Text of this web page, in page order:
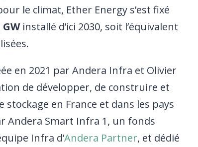
le climat, Ether Energy s’est fixé
GW installé d’ici 2030, soit l’équivalent
en 2021 par Andera Infra et Olivier
de développer, de construire et
en France et dans les pays
Andera Smart Infra 1, un fonds
Infra d’Andera Partner, et dédié